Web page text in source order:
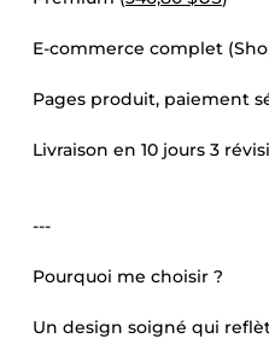
E-commerce complet
Pages produit, paiement
Livraison en 10 jours 3
---
Pourquoi me choisir ?
Un design soigné qui